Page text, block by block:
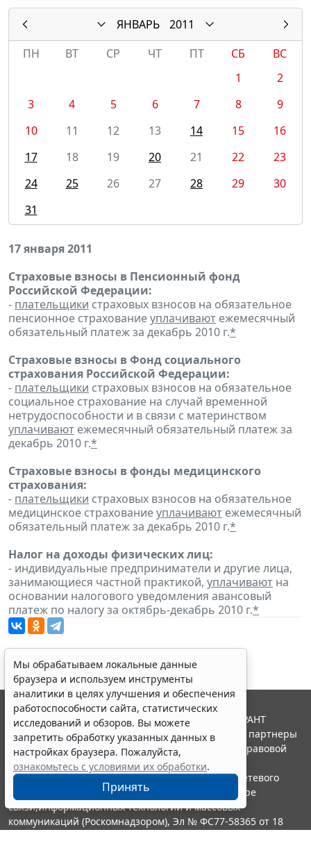
ЯНВАРЬ
2011
ПН
ВТ СР ЧТ ПТ СБ
ВС
1
2
3
4 5 6 7 8
9
10
11 12 13 14 15
16
17
18 19 20 21 22
23
24
25 26 27 28 29
30
31
17 января 2011
Страховые взносы в Пенсионный фонд
Российской Федерации:
- плательщики страховых взносов на обязательное
пенсионное страхованиеуплачивают ежемесячный
обязательный платеж за декабрь 2010 г.*
Страховые взносы в Фонд социального
страхования Российской Федерации:
- плательщики страховых взносов на обязательное
социальное страхование на случай временной
нетрудоспособности и в связи с материнством
уплачивают ежемесячный обязательный платеж за
декабрь 2010 г.*
Страховые взносы в фонды медицинского
страхования:
- плательщики страховых взносов на обязательное
медицинское страхованиеуплачивают ежемесячный
обязательный платеж за декабрь 2010 г.*
Налог на доходы физических лиц:
- индивидуальные предприниматели и другие лица,
занимающиеся частной практикой, уплачивают на
основании налогового уведомления авансовый
платеж по налогу за октябрь-декабрь 2010 г.*
Мы обрабатываем локальные данные
браузера и используем инструменты
аналитики в целях улучшения и обеспечения
работоспособности сайта, статистических
исследований и обзоров. Вы можете
запретить обработку указанных данных в
настройках браузера. Пожалуйста,
ознакомьтесь с условиями их обработки.
Принять
© ООО "НПП "ГАРАНТ-СЕРВИС", 2026. Система ГАРАНТ
выпускается с 1990 года. Компания "Гарант" и ее партнеры
являются участниками Российской ассоциации правовой
информации ГАРАНТ.
Портал ГАРАНТ.РУ зарегистрирован в качестве сетевого
издания Федеральной службой по надзору в сфере
связи,информационных технологий и массовых
коммуникаций (Роскомнадзором), Эл № ФС77-58365 от 18